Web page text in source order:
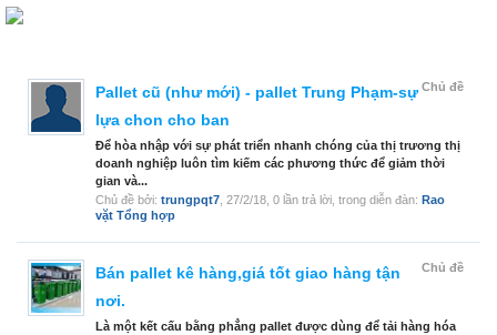
Chủ đề
Pallet cũ (như mới) - pallet Trung Phạm-sự
lựa chon cho ban
Để hòa nhập với sự phát triển nhanh chóng của thị trương thị
doanh nghiệp luôn tìm kiếm các phương thức để giảm thời
gian và...
Chủ đề bởi: trungpqt7 27/2/18 , 0 lần trả lời, trong diễn đàn: Rao
vặt Tổng hợp
Chủ đề
Bán pallet kê hàng,giá tốt giao hàng tận
nơi.
Là một kết cấu bằng phẳng pallet được dùng để tải hàng hóa